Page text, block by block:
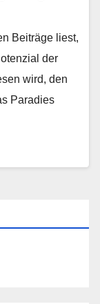
Beiträge liest,
der
wird, den
Paradies